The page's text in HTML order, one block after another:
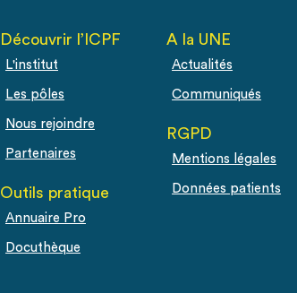
Découvrir l’ICPF
L'institut
Les pôles
Nous rejoindre
Partenaires
Outils pratique
Annuaire Pro
Docuthèque
A la UNE
Actualités
Communiqués
RGPD
Mentions légales
Données patients